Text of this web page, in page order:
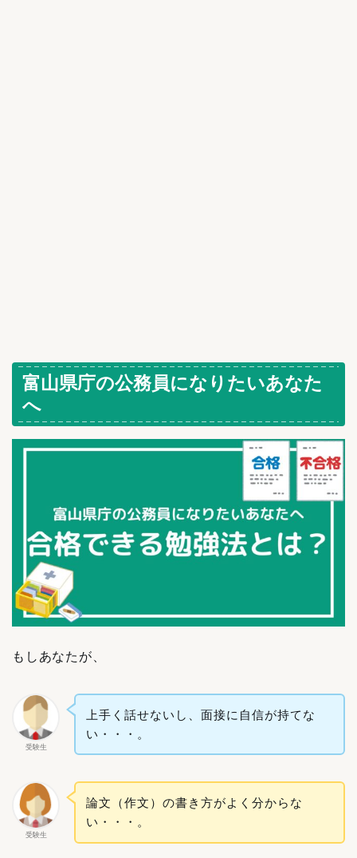
富山県庁の公務員になりたいあなた
へ
もしあなたが、
受験生
上手く話せないし、面接に自信が持てな
い・・・。
受験生
論文（作文）の書き方がよく分からな
い・・・。